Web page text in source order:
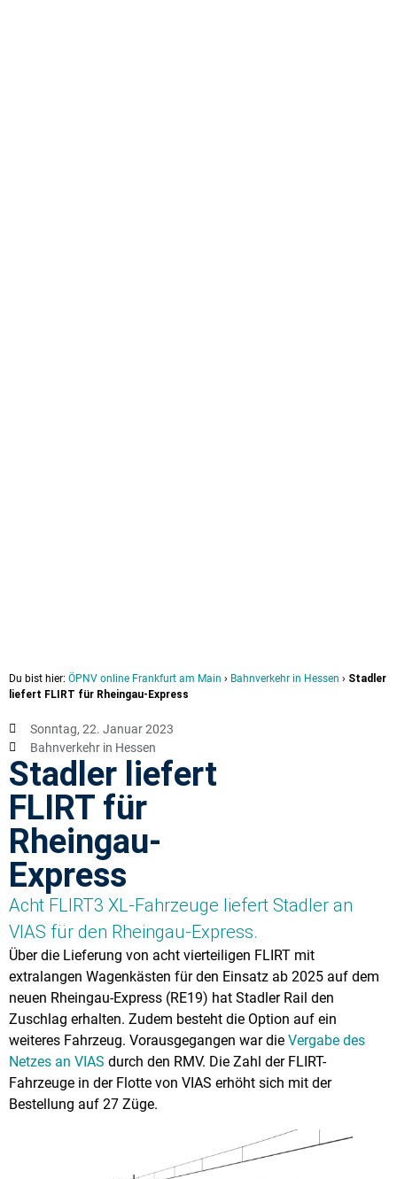
Du bist hier: ÖPNV online Frankfurt am Main › Bahnverkehr in Hessen › Stadler
liefert FLIRT für Rheingau-Express
Sonntag, 22. Januar 2023
Bahnverkehr in Hessen
Stadler liefert
FLIRT für
Rheingau-
Express
Acht FLIRT3 XL-Fahrzeuge liefert Stadler an
VIAS für den Rheingau-Express.
Über die Lieferung von acht vierteiligen FLIRT mit
extralangen Wagenkästen für den Einsatz ab 2025 auf dem
neuen Rheingau-Express (RE19) hat Stadler Rail den
Zuschlag erhalten. Zudem besteht die Option auf ein
weiteres Fahrzeug. Vorausgegangen war die Vergabe des
Netzes an VIAS durch den RMV. Die Zahl der FLIRT-
Fahrzeuge in der Flotte von VIAS erhöht sich mit der
Bestellung auf 27 Züge.